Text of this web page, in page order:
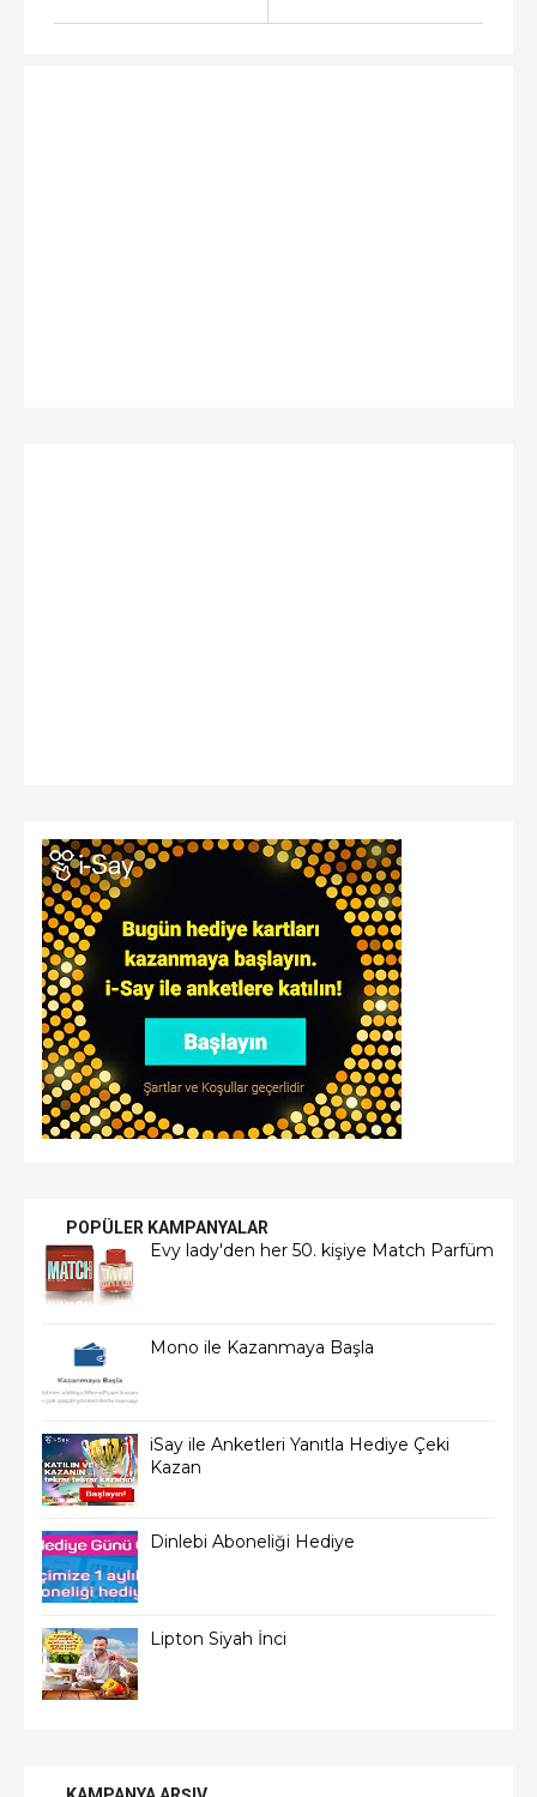
POPÜLER KAMPANYALAR
Evy lady'den her 50. kişiye Match Parfüm
Mono ile Kazanmaya Başla
iSay ile Anketleri Yanıtla Hediye Çeki
Kazan
Dinlebi Aboneliği Hediye
Lipton Siyah İnci